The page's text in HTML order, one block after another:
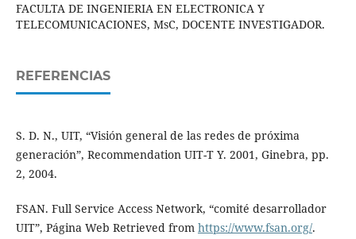
FACULTA DE INGENIERIA EN ELECTRONICA Y
TELECOMUNICACIONES, MsC, DOCENTE INVESTIGADOR.
REFERENCIAS
S. D. N., UIT, “Visión general de las redes de próxima
generación”, Recommendation UIT-T Y. 2001, Ginebra, pp.
2, 2004.
FSAN. Full Service Access Network, “comité desarrollador
UIT”, Página Web Retrieved from https://www.fsan.org/.